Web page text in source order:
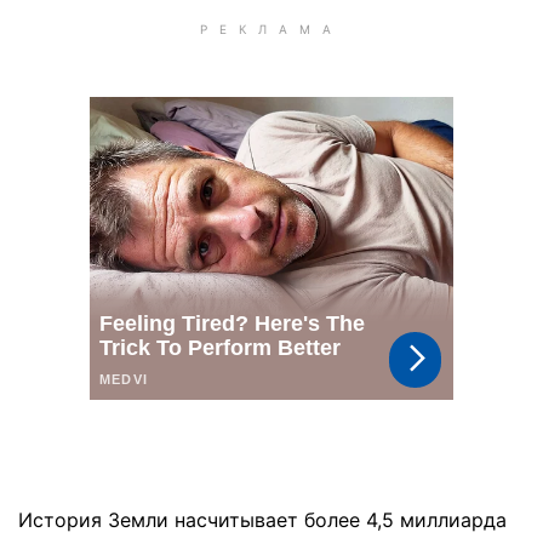
История Земли насчитывает более 4,5 миллиарда